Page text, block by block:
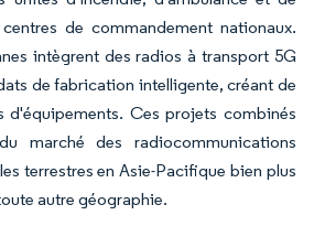
de commandement nationaux.
intègrent des radios à transport 5G
de fabrication intelligente, créant de
d'équipements. Ces projets combinés
marché des radiocommunications
terrestres en Asie-Pacifique bien plus
autre géographie.